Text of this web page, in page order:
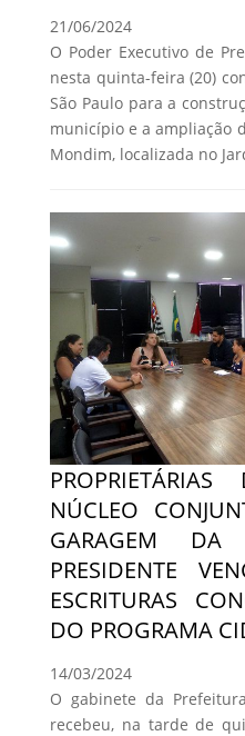
21/06/2024
O Poder Executivo de
nesta quinta-feira (20)
São Paulo para a
município e a ampliação
Mondim, localizada no
NÚCLEO
GARAGEM DA
PRESIDENTE
ESCRITURAS
DO PROGRAMA
14/03/2024
O gabinete da
recebeu, na tarde de